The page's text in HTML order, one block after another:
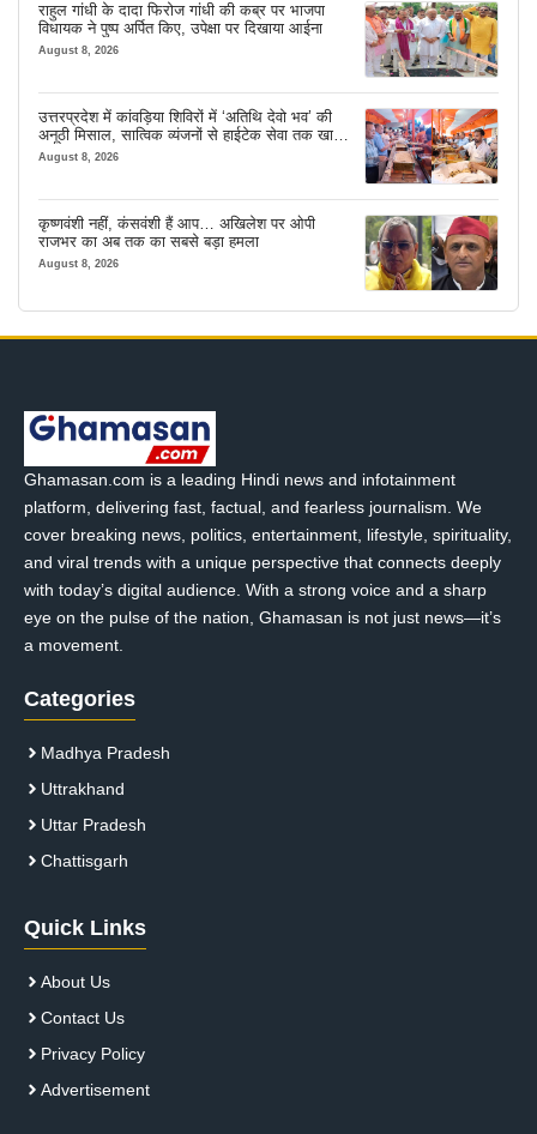
राहुल गांधी के दादा फिरोज गांधी की कब्र पर भाजपा
विधायक ने पुष्प अर्पित किए, उपेक्षा पर दिखाया आईना
August 8, 2026
उत्तरप्रदेश में कांवड़िया शिविरों में ‘अतिथि देवो भव’ की
अनूठी मिसाल, सात्विक व्यंजनों से हाईटेक सेवा तक खास
इंतजाम
August 8, 2026
कृष्णवंशी नहीं, कंसवंशी हैं आप… अखिलेश पर ओपी
राजभर का अब तक का सबसे बड़ा हमला
August 8, 2026
Ghamasan.com is a leading Hindi news and infotainment
platform, delivering fast, factual, and fearless journalism. We
cover breaking news, politics, entertainment, lifestyle, spirituality,
and viral trends with a unique perspective that connects deeply
with today’s digital audience. With a strong voice and a sharp
eye on the pulse of the nation, Ghamasan is not just news—it’s
a movement.
Categories
Madhya Pradesh
Uttrakhand
Uttar Pradesh
Chattisgarh
Quick Links
About Us
Contact Us
Privacy Policy
Advertisement